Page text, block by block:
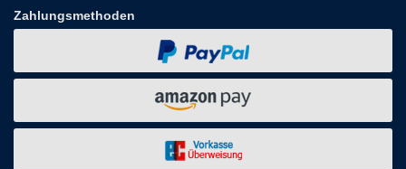
Zahlungsmethoden